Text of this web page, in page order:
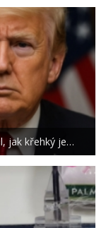
jak křehký je…